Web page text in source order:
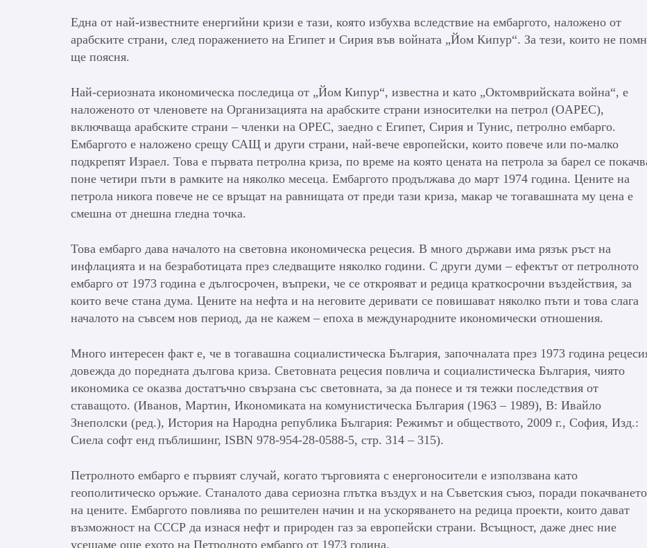
Една от най-известните енергийни кризи е тази, която избухва вследствие на ембаргото, наложено от
арабските страни, след поражението на Египет и Сирия във войната „Йом Кипур“. За тези, които не
ще поясня.
Най-сериозната икономическа последица от „Йом Кипур“, известна и като „Октомврийската война“, е
наложеното от членовете на Организацията на арабските страни износителки на петрол (OAPEC),
включваща арабските страни – членки на OPEC, заедно с Египет, Сирия и Тунис, петролно ембарго.
Ембаргото е наложено срещу САЩ и други страни, най-вече европейски, които повече или по-малко
подкрепят Израел. Това е първата петролна криза, по време на която цената на петрола за барел се
поне четири пъти в рамките на няколко месеца. Ембаргото продължава до март 1974 година. Цените на
петрола никога повече не се връщат на равнищата от преди тази криза, макар че тогавашната му цена е
смешна от днешна гледна точка.
Това ембарго дава началото на световна икономическа рецесия. В много държави има рязък ръст на
инфлацията и на безработицата през следващите няколко години. С други думи – ефектът от петролното
ембарго от 1973 година е дългосрочен, въпреки, че се открояват и редица краткосрочни въздействия, за
които вече стана дума. Цените на нефта и на неговите деривати се повишават няколко пъти и това слага
началото на съвсем нов период, да не кажем – епоха в международните икономически отношения.
Много интересен факт е, че в тогавашна социалистическа България, започналата през 1973 година
довежда до поредната дългова криза. Световната рецесия повлича и социалистическа България, чиято
икономика се оказва достатъчно свързана със световната, за да понесе и тя тежки последствия от
ставащото. (Иванов, Мартин, Икономиката на комунистическа България (1963 – 1989), В: Ивайло
Знеполски (ред.), История на Народна република България: Режимът и обществото, 2009 г., София, Изд.:
Сиела софт енд пъблишинг, ISBN 978-954-28-0588-5, стр. 314 – 315).
Петролното ембарго е първият случай, когато търговията с енергоносители е използвана като
геополитическо оръжие. Станалото дава сериозна глътка въздух и на Съветския съюз, поради покачването
на цените. Ембаргото повлиява по решителен начин и на ускоряването на редица проекти, които дават
възможност на СССР да изнася нефт и природен газ за европейски страни. Всъщност, даже днес ние
усещаме още ехото на Петролното ембарго от 1973 година.